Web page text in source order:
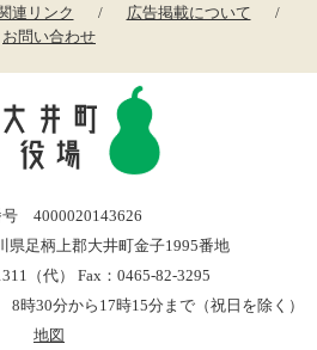
連リンク
広告掲載について
お問い合わせ
号 4000020143626
足柄上郡大井町金子1995番地
（代） Fax：0465-82-3295
時30分から17時15分まで（祝日を除く）
地図